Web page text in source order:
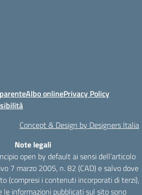
Albo onlinePrivacy Policy
Concept & Design by Designers Italia
Note legali
open by default ai sensi dell’articolo
7 marzo 2005, n. 82 (CAD) e salvo dove
(compresi i contenuti incorporati di terzi),
le informazioni pubblicati sul sito sono